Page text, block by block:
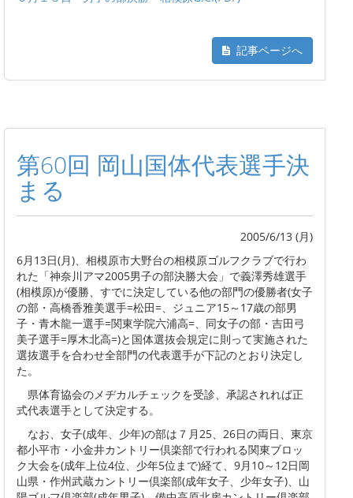
記事ページへ
第60回 岡山国体代表選手決
まる
2005/6/13 (月)
6月13日(月)、相模原市大野台の相模原ゴルフクラブで行わ
れた「神奈川アマ2005男子の部決勝大会」で義澤秀雄選手
(相模原)が優勝、すでに決定している他の部門の優勝者(女子
の部・高橋香雅美選手=松田=、ジュニア15～17歳の部男
子・青木龍一選手=関東学院六浦高=、同女子の部・吉田弓
美子選手=厚木北高=)と国体選抜会規定に則って実施された
選抜選手を合わせ全部門の代表選手が下記のとおり決定し
た。
県体育協会のメヂカルチェックを受診、承認されれば正
式代表選手として決定する。
なお、女子(成年、少年)の部は７月25、26日の両日、東京
都小平市・小金井カントリー倶楽部で行われる関東ブロッ
ク大会を(成年上位4位、少年5位まで)経て、9月10～12日岡
山県・作州武蔵カントリー倶楽部(成年女子、少年女子)、山